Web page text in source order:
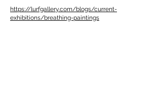
https://lurfgallery.com/blogs/current-
exhibitions/breathing-paintings